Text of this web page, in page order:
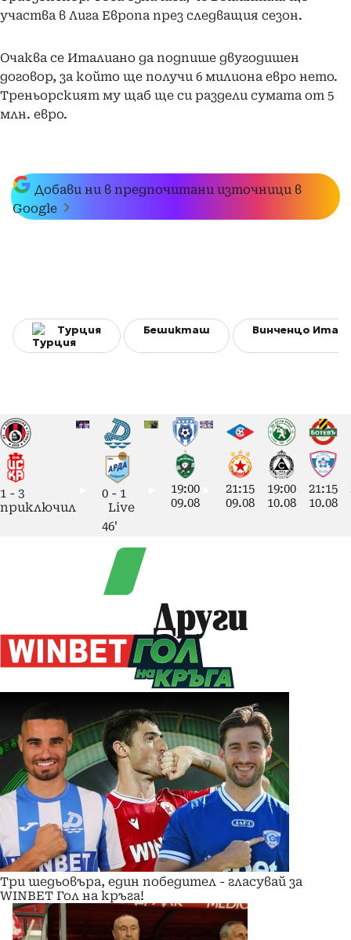
участва в Лига Европа през следващия сезон.
Очаква се Италиано да подпише двугодишен
договор, за който ще получи 6 милиона евро нето.
Треньорският му щаб ще си раздели сумата от 5
млн. евро.
Добави ни в предпочитани източници в
Google
Турция Бешикташ Винченцо
1 - 3
приключил
0 - 1
Live
46'
19:00
09.08
21:15
09.08
19:00
10.08
21:15
10.08
Други
Три шедьовъра, един победител - гласувай за
WINBET Гол на кръга!